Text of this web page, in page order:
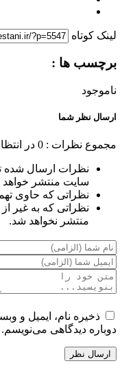
لینک کوتاه
برچسب ها :
ناموجود
ارسال نظر شما
مجموع نظرات : 0 در
نظرات ارسال شده
سایت منتشر
نظراتی که حاوی
نظراتی که به غیر
منتشر نخواهد شد.
ذخیره نام، ایمیل و
دوباره دیدگاهی می‌نویسم.